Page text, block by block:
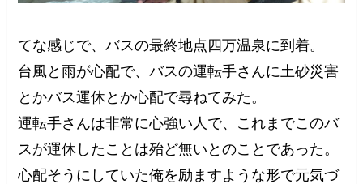
てな感じで、バスの最終地点四万温泉に到着。
台風と雨が心配で、バスの運転手さんに土砂災害
とかバス運休とか心配で尋ねてみた。
運転手さんは非常に心強い人で、これまでこのバ
スが運休したことは殆ど無いとのことであった。
心配そうにしていた俺を励ますような形で元気づ